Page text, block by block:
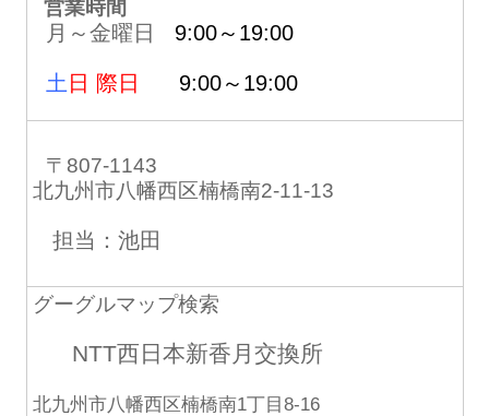
営業時間
月～金曜日 9:00～19:00
土 日 際日 9:00～19:00
〒807-1143
北九州市八幡西区楠橋南2-11-13
担当：池田
グーグルマップ検索
NTT西日本新香月交換所
北九州市八幡西区楠橋南1丁目8-16